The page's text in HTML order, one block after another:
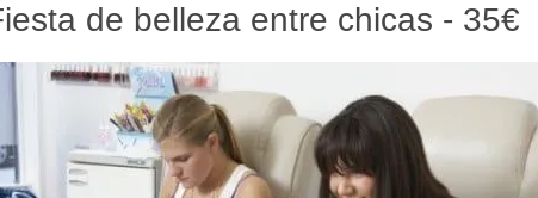
de belleza entre chicas - 35€